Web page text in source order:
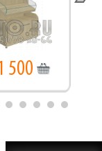
500